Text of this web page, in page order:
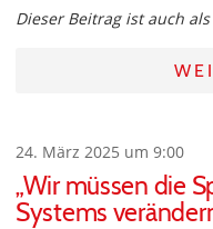
Dieser Beitrag ist auch
24. März 2025 um 9:00
„Wir müssen die
Systems